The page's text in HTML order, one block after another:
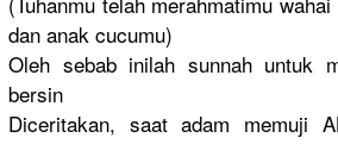
dan anak cucumu)
Oleh sebab inilah sunnah untuk
bersin
Diceritakan, saa­t adam memuji